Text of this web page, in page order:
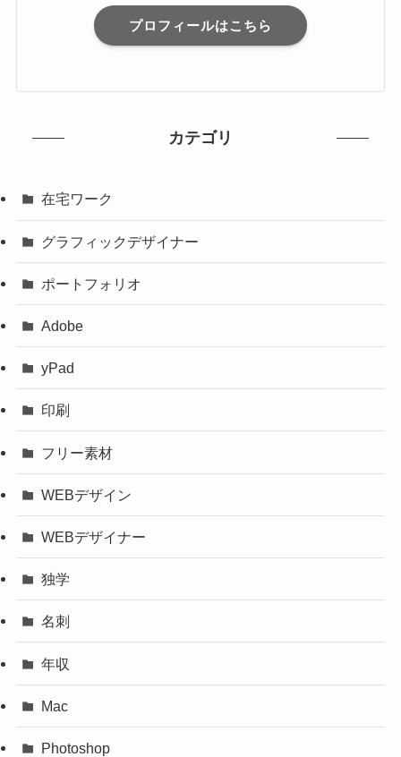
プロフィールはこちら
カテゴリ
在宅ワーク
グラフィックデザイナー
ポートフォリオ
Adobe
yPad
印刷
フリー素材
WEBデザイン
WEBデザイナー
独学
名刺
年収
Mac
Photoshop